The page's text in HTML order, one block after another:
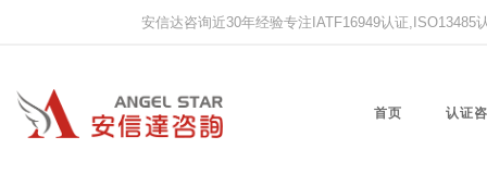
安信达咨询近30年经验专注IATF16949认证
首页 认证